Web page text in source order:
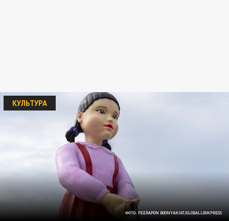
ФОТО: PEERAPON BOONYAKIAT/GLOBALLOOKPRESS
КУЛЬТУРА